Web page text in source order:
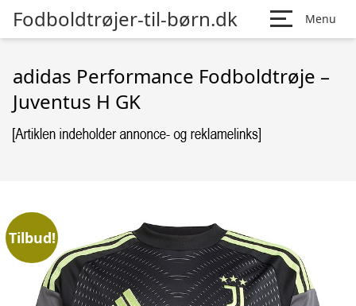
Fodboldtrøjer-til-børn.dk Menu
adidas Performance Fodboldtrøje –
Juventus H GK
Tilbud!